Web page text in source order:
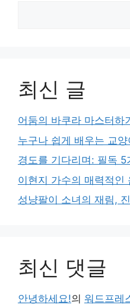
최신 글
어둠의 바쿠라 마스터하
누구나 쉽게 배우는 교양
경도를 기다리며: 필독 5
이현지 가수의 매력적인
성냥팔이 소녀의 재림,
최신 댓글
안녕하세요!의 워드프레